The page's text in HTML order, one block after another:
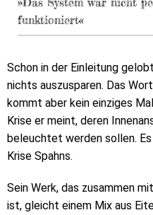
funktioniert«
Schon in der Einleitung
nichts auszusparen. Das
kommt aber kein einziges
Krise er meint, deren
beleuchtet werden sollen.
Krise Spahns.
Sein Werk, das zusammen
ist, gleicht einem Mix aus